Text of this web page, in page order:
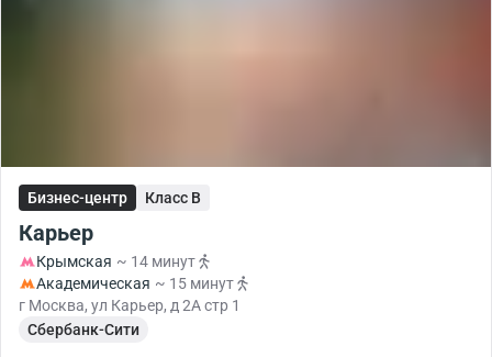
Бизнес-центр Класс B
Карьер
Крымская ~ 14 минут
Академическая ~ 15 минут
г Москва, ул Карьер, д 2А стр 1
Сбербанк-Сити